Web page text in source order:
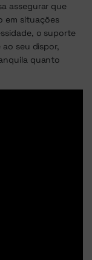
assegurar que
em situações
o suporte
seu dispor,
quanto